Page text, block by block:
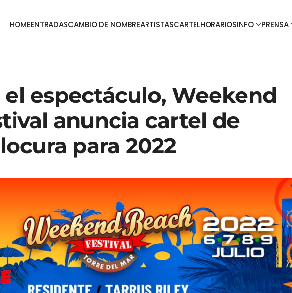
HOMEENTRADASCAMBIO DE NOMBREARTISTASCARTELHORARIOSINFO PRENSA
espectáculo, Weekend
anuncia cartel de
para 2022